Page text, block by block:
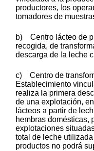
productores, los
tomadores de
b) Centro lácteo de
recogida, de
descarga de la leche
c) Centro de
Establecimiento
realiza la primera
de una explotación,
lácteos a partir de
hembras domésticas,
explotaciones
total de leche
productos no podrá